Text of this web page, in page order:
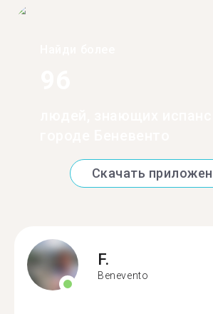
Скачать
F.
Benevento